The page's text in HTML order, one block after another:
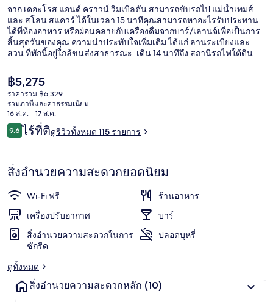
วิมเบิลดัน
จาก เดอะโรส แอนด์ คราวน์ วิมเบิลดัน สามารถขับรถไป แม่น้ำเทมส์
และ สโลน สแควร์ ได้ในเวลา 15 นาทีคุณสามารถหาอะไรรับประทาน
ได้ที่ห้องอาหาร หรือผ่อนคลายกับเครื่องดื่มจากบาร์/เลานจ์เพื่อเป็นการ
สิ้นสุดวันของคุณ ความน่าประทับใจเพิ่มเติม ได้แก่ ลานระเบียงและ
สวน ที่พักนี้อยู่ใกล้ขนส่งสาธารณะ: เดิน 14 นาทีถึง สถานีรถไฟใต้ดิน
ราคา
ปัจจุบัน
฿5,275
฿5,275
ราคารวม ฿6,329
รวมภาษีและค่าธรรมเนียม
16 ส.ค. - 17 ส.ค.
รีวิว
9.69.6 จาก 10
ไร้ที่ติดูรีวิวทั้งหมด 115 รายการ
สิ่งอำนวยความสะดวกยอดนิยม
Wi-Fi ฟรี
ร้านอาหาร
เครื่องปรับอากาศ
บาร์
สิ่งอำนวยความสะดวกในการ
ซักรีด
ปลอดบุหรี่
ดูทั้งหมด
สิ่งอำนวยความสะดวกหลัก (10)